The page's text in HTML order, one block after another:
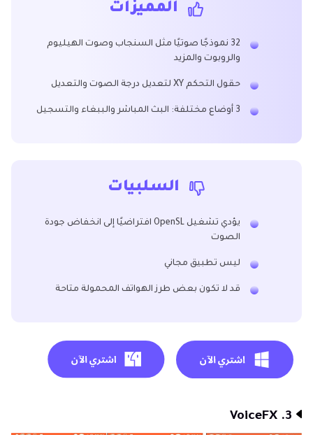
المميزات
32 نموذجًا صوتيًا مثل السنجاب وصوت الهيليوم
والروبوت والمزيد
حقول التحكم XY لتعديل درجة الصوت والتعديل
3 أوضاع مختلفة: البث المباشر والببغاء والتسجيل
السلبيات
يؤدي تشغيل OpenSL افتراضيًا إلى انخفاض جودة
الصوت
ليس تطبيق مجاني
قد لا تكون بعض طرز الهواتف المحمولة متاحة
3. VoiceFX